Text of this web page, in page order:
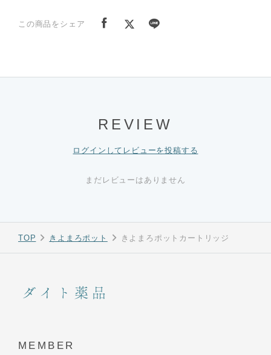
この商品をシェア
REVIEW
ログインしてレビューを投稿する
まだレビューはありません
TOP きよまろポット きよまろポットカートリッジ
MEMBER